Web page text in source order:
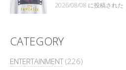
2026/08/08 に投稿された
CATEGORY
ENTERTAINMENT(226)